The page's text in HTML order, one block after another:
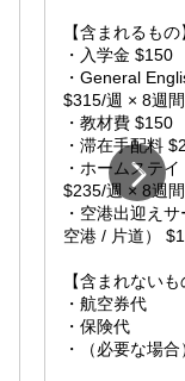
【含まれるもの
・入学金 $150
・General
$315/週 × 8週
・教材費 $150
・滞在手配料
・ホームステ
$235/週 × 8週
・空港出迎え
空港 / 片道）
【含まれない
・航空券代
・保険代
・（必要な場